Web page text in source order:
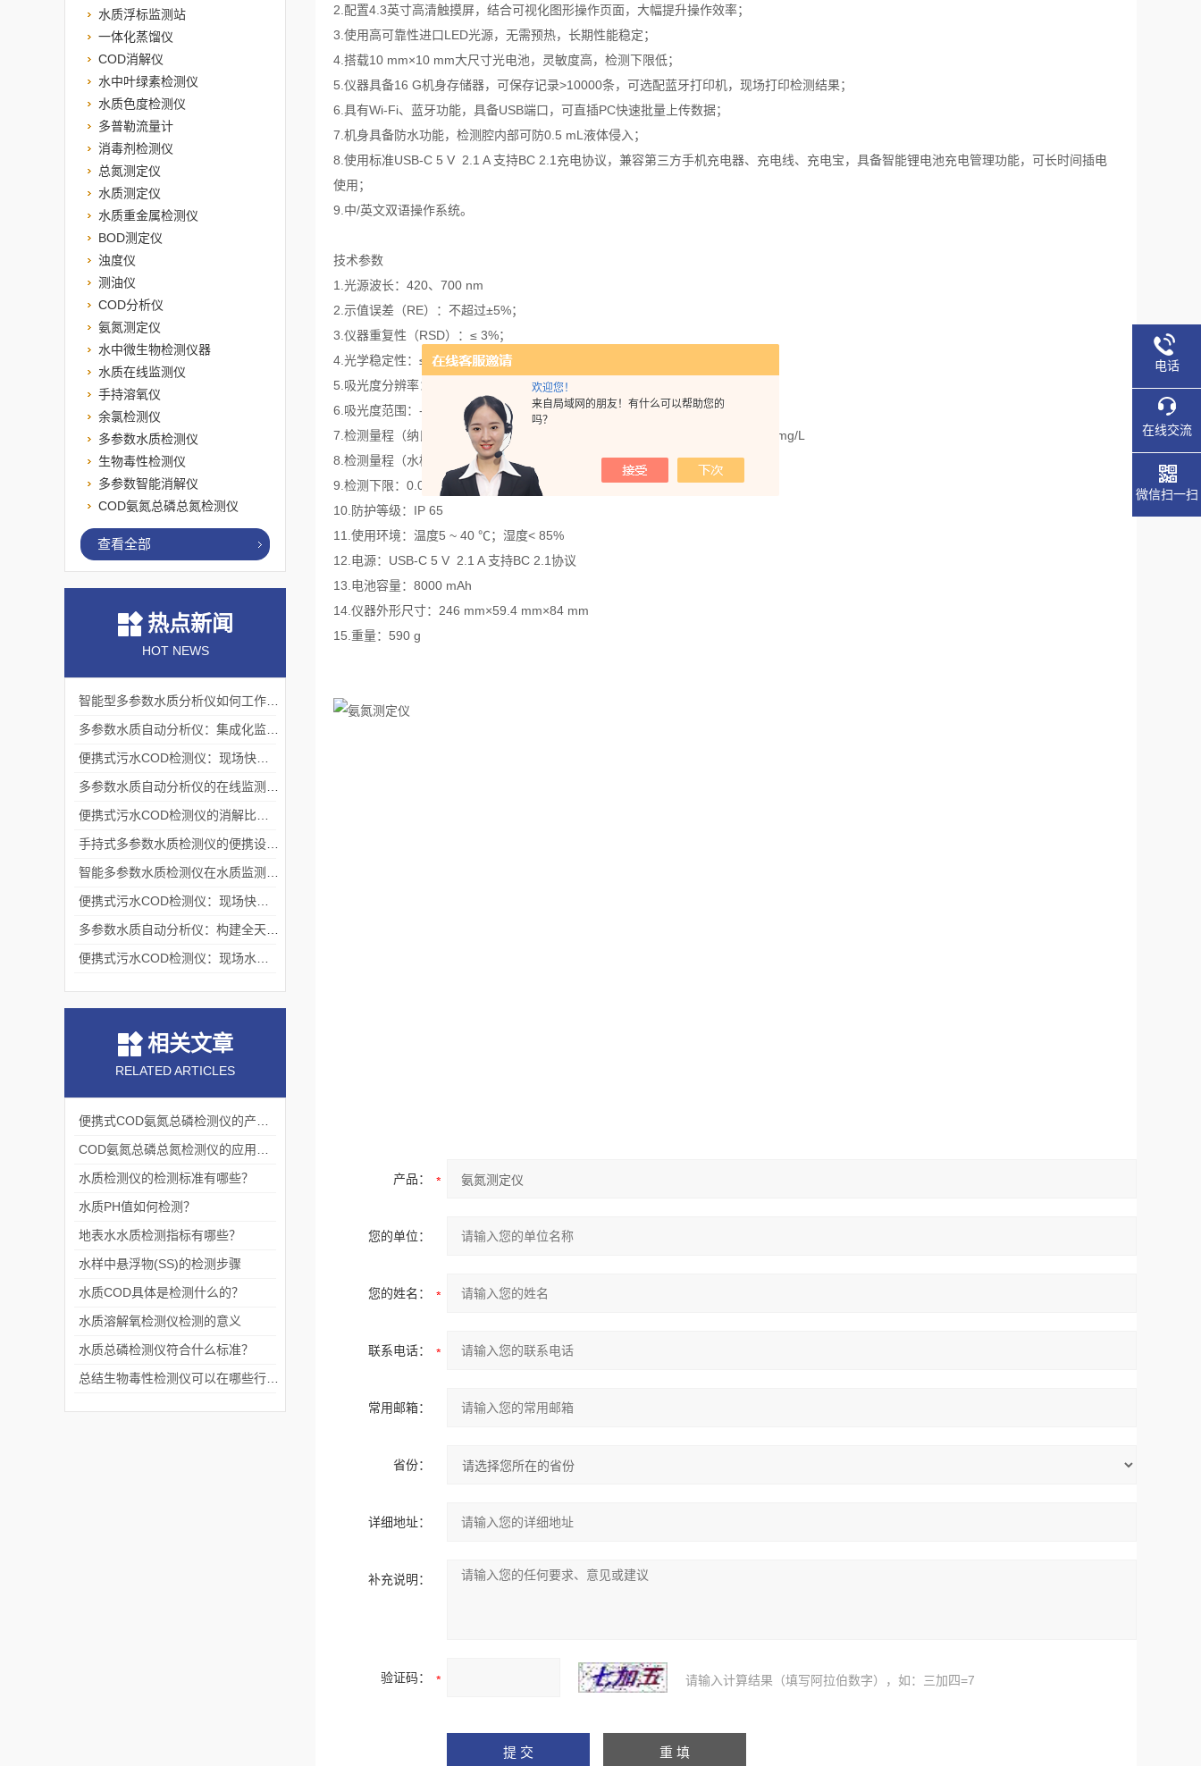
欢迎您！
来自局域网的朋友！有什么可以帮助您的
吗？
2.配置4.3英寸高清触摸屏，结合可视化图形操作页面，大幅提升操作效率；
3.使用高可靠性进口LED光源，无需预热，长期性能稳定；
4.搭载10 mm×10 mm大尺寸光电池，灵敏度高，检测下限低；
5.仪器具备16 G机身存储器，可保存记录>10000条，可选配蓝牙打印机，现场打印检测结果；
6.具有Wi-Fi、蓝牙功能，具备USB端口，可直插PC快速批量上传数据；
7.机身具备防水功能，检测腔内部可防0.5 mL液体侵入；
8.使用标准USB-C 5 V 2.1 A 支持BC 2.1充电协议，兼容第三方手机充电器、充电线、充电宝，具备智能锂电池充电管理功能，可长时间插电
使用；
9.中/英文双语操作系统。
技术参数
1.光源波长：420、700 nm
2.示值误差（RE）：不超过±5%；
3.仪器重复性（RSD）：≤ 3%；
4.光学稳定性：≤ 0.002 Abs/30 min
5.吸光度分辨率：0.001 Abs
6.吸光度范围：-3.0 ~ 3.0 Abs
7.检测量程（纳氏）：0.05 ~ 7.5 mg/L，0.2 ~ 15 mg/L，2 ~ 50 mg/L，4 ~ 200 mg/L
8.检测量程（水杨酸）：0.025 ~ 2.5 mg/L，0.5 ~ 25 mg/L
9.检测下限：0.025 mg/L
10.防护等级：IP 65
11.使用环境：温度5 ~ 40 ℃；湿度< 85%
12.电源：USB-C 5 V 2.1 A 支持BC 2.1协议
13.电池容量：8000 mAh
14.仪器外形尺寸：246 mm×59.4 mm×84 mm
15.重量：590 g
产品：
您的单位：
您的姓名：
联系电话：
常用邮箱：
省份：
详细地址：
补充说明：
验证码： 请输入计算结果（填写阿拉伯数字），如：三加四=7
水质浮标监测站
一体化蒸馏仪
COD消解仪
水中叶绿素检测仪
水质色度检测仪
多普勒流量计
消毒剂检测仪
总氮测定仪
水质测定仪
水质重金属检测仪
BOD测定仪
浊度仪
测油仪
COD分析仪
氨氮测定仪
水中微生物检测仪器
水质在线监测仪
手持溶氧仪
余氯检测仪
多参数水质检测仪
生物毒性检测仪
多参数智能消解仪
COD氨氮总磷总氮检测仪
查看全部
热点新闻
HOT NEWS
相关文章
RELATED ARTICLES
水质检测仪的检测标准有哪些？
水质PH值如何检测？
地表水水质检测指标有哪些？
水样中悬浮物(SS)的检测步骤
水质COD具体是检测什么的？
水质溶解氧检测仪检测的意义
水质总磷检测仪符合什么标准？
电话
在线交流
微信扫一扫